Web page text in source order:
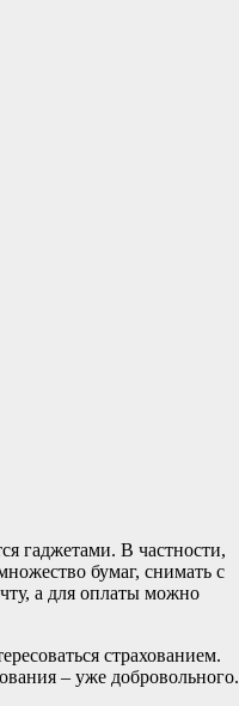
гаджетами. В частности,
бумаг, снимать с
а для оплаты можно
страхованием.
– уже добровольного.